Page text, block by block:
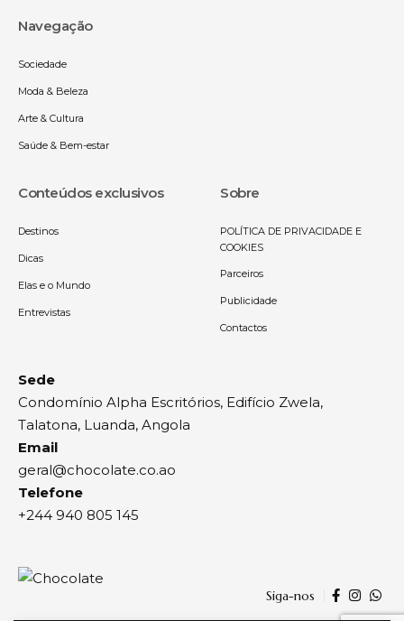
Navegação
Sociedade
Moda & Beleza
Arte & Cultura
Saúde & Bem-estar
Conteúdos exclusivos
Destinos
Dicas
Elas e o Mundo
Entrevistas
Sobre
POLÍTICA DE PRIVACIDADE E
COOKIES
Parceiros
Publicidade
Contactos
Sede
Condomínio Alpha Escritórios, Edifício Zwela,
Talatona, Luanda, Angola
Email
geral@chocolate.co.ao
Telefone
+244 940 805 145
Siga-nos